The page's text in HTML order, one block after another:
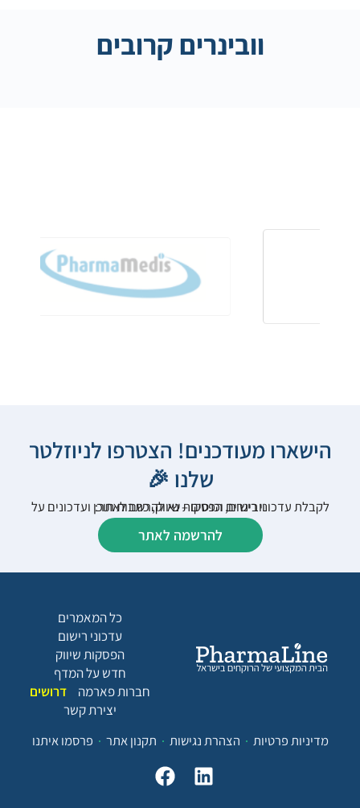
וובינרים קרובים
הישארו מעודכנים! הצטרפו לניוזלטר
שלנו 🎉
לקבלת עדכוני רישום, הפסקות שיווק, כתבות תוכן ועדכונים על וובינרים וכנסים – נא להרשם לאתר:
להרשמה לאתר
כל המאמרים
עדכוני רישום
הפסקות שיווק
חדש על המדף
חברות פארמה
דרושים
יצירת קשר
מדיניות פרטיות
הצהרת נגישות תקנון אתר פרסמו איתנו